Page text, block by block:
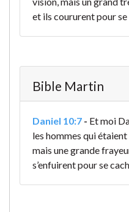
et ils coururent pour se
Bible Martin
Daniel 10:7 - Et moi
les hommes qui
mais une grande
s’enfuirent pour se